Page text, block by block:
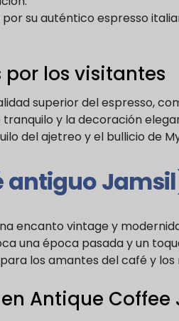
su auténtico espresso
los visitantes
superior del espresso,
y la decoración
del ajetreo y el bullicio de
antiguo
encanto vintage y
una época pasada y un
los amantes del café y los
Antique Coffee